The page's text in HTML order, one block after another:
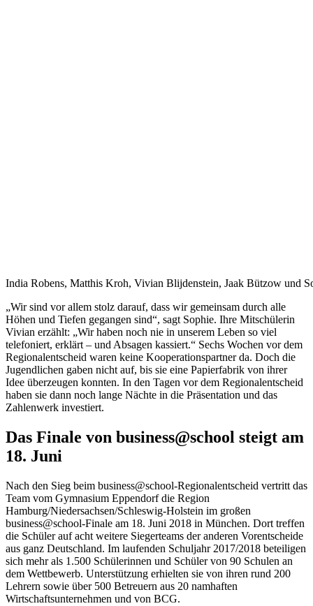
India Robens, Matthis Kroh, Vivian Blijdenstein, Jaak Bützow und
„Wir sind vor allem stolz darauf, dass wir gemeinsam durch alle
Höhen und Tiefen gegangen sind“, sagt Sophie. Ihre Mitschülerin
Vivian erzählt: „Wir haben noch nie in unserem Leben so viel
telefoniert, erklärt – und Absagen kassiert.“ Sechs Wochen vor dem
Regionalentscheid waren keine Kooperationspartner da. Doch die
Jugendlichen gaben nicht auf, bis sie eine Papierfabrik von ihrer
Idee überzeugen konnten. In den Tagen vor dem Regionalentscheid
haben sie dann noch lange Nächte in die Präsentation und das
Zahlenwerk investiert.
Das Finale von business@school steigt am
18. Juni
Nach den Sieg beim business@school-Regionalentscheid vertritt das
Team vom Gymnasium Eppendorf die Region
Hamburg/Niedersachsen/Schleswig-Holstein im großen
business@school-Finale am 18. Juni 2018 in München. Dort treffen
die Schüler auf acht weitere Siegerteams der anderen Vorentscheide
aus ganz Deutschland. Im laufenden Schuljahr 2017/2018 beteiligen
sich mehr als 1.500 Schülerinnen und Schüler von 90 Schulen an
dem Wettbewerb. Unterstützung erhielten sie von ihren rund 200
Lehrern sowie über 500 Betreuern aus 20 namhaften
Wirtschaftsunternehmen und von BCG.